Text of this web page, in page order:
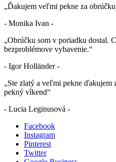
„Ďakujem veľmi pekne za
- Monika Ivan -
„Obrúčku som v poriadku dostal.
bezproblémove vybavenie.“
- Igor Holländer -
„Ste zlatý a veľmi pekne ďakujem
pekný víkend“
- Lucia Leginusová -
Facebook
Instagram
Pinterest
Twitter